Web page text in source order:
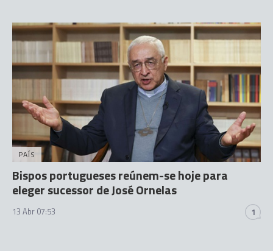
PAÍS
Bispos portugueses reúnem-se hoje para
eleger sucessor de José Ornelas
13 Abr 07:53 1